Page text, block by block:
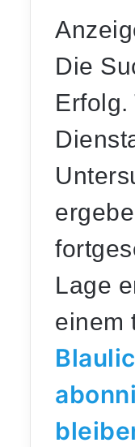
Die
Lage
einem